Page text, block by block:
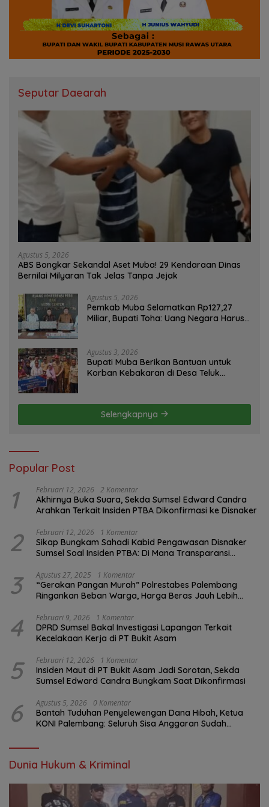
Seputar Daearah
Agustus 5, 2026
ABS Bongkar Sekandal Aset Muba! 29 Kendaraan Dinas
Bernilai Milyaran Tak Jelas Tanpa Jejak
Agustus 5, 2026
Pemkab Muba Selamatkan Rp127,27
Miliar, Bupati Toha: Uang Negara Harus
Agustus 3, 2026
Bupati Muba Berikan Bantuan untuk
Korban Kebakaran di Desa Teluk
Selengkapnya
Popular Post
1 Februari 12, 2026 2 Komentar
Akhirnya Buka Suara, Sekda Sumsel Edward Candra
Arahkan Terkait Insiden PTBA Dikonfirmasi ke Disnaker
2 Februari 12, 2026 1 Komentar
Sikap Bungkam Sahadi Kabid Pengawasan Disnaker
Sumsel Soal Insiden PTBA: Di Mana Transparansi
3 Agustus 27, 2025 1 Komentar
“Gerakan Pangan Murah” Polrestabes Palembang
Ringankan Beban Warga, Harga Beras Jauh Lebih
4 Februari 9, 2026 1 Komentar
DPRD Sumsel Bakal Investigasi Lapangan Terkait
Kecelakaan Kerja di PT Bukit Asam
5 Februari 12, 2026 1 Komentar
Insiden Maut di PT Bukit Asam Jadi Sorotan, Sekda
Sumsel Edward Candra Bungkam Saat Dikonfirmasi
6 Agustus 5, 2026 0 Komentar
Bantah Tuduhan Penyelewengan Dana Hibah, Ketua
KONI Palembang: Seluruh Sisa Anggaran Sudah
Dunia Hukum & Kriminal